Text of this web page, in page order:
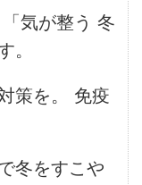
気が整う 冬
。
策を。 免疫
冬をすこや